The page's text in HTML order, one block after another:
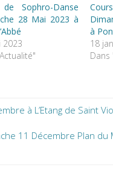
de Sophro-Danse
28 Mai 2023 à
2023
à
18
Dans
à L’Etang de Saint
11 Décembre Plan